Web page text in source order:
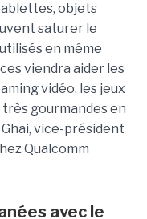
objets
saturer le
en même
viendra aider les
vidéo, les jeux
gourmandes en
vice-président
Qualcomm
avec le